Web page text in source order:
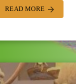
READ MORE arrow_forward